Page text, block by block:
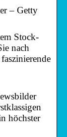
– Getty
Stock-
nach
höchster